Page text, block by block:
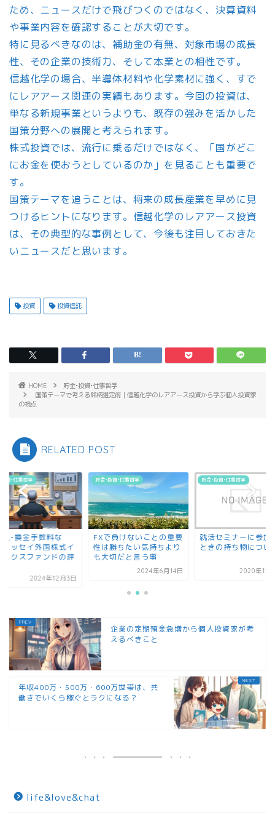
ため、ニュースだけで飛びつくのではなく、決算資料
や事業内容を確認することが大切です。
特に見るべきなのは、補助金の有無、対象市場の成長
性、その企業の技術力、そして本業との相性です。
信越化学の場合、半導体材料や化学素材に強く、すで
にレアアース関連の実績もあります。今回の投資は、
単なる新規事業というよりも、既存の強みを活かした
国策分野への展開と考えられます。
株式投資では、流行に乗るだけではなく、「国がどこ
にお金を使おうとしているのか」を見ることも重要で
す。
国策テーマを追うことは、将来の成長産業を早めに見
つけるヒントになります。信越化学のレアアース投資
は、その典型的な事例として、今後も注目しておきた
いニュースだと思います。
投資 投資信託
HOME
貯金•投資•仕事哲学
国策テーマで考える銘柄選定術｜信越化学のレアアース投資から学ぶ個人投資家
の視点
RELATED POST
資•仕事哲学
入•換金手数料な
ニッセイ外国株式イ
ックスファンドの評
2024年12月3日
貯金•投資•仕事哲学
FXで負けないことの重要
性は勝ちたい気持ちより
も大切だと言う事
2024年6月14日
貯金•投資•仕事哲学
就活セミナーに参加
ときの持ち物につい
2020年12
企業の定期預金急増から個人投資家が考
えるべきこと
年収400万・500万・600万世帯は、共
働きでいくら稼ぐとラクになる？
life&love&chat